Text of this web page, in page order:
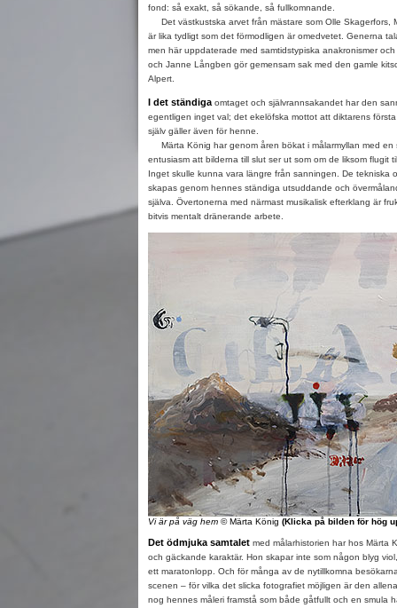
fond: så exakt, så sökande, så fullkomnande.
Det västkustska arvet från mästare som Olle Skagerfors,
är lika tydligt som det förmodligen är omedvetet. Generna
men här uppdaterade med samtidstypiska anakronismer
och Janne Långben gör gemensam sak med den gamle
Alpert.
I det ständigaomtaget och självrannsakandet har den
egentligen inget val; det ekelöfska mottot att diktarens
själv gäller även för henne.
Märta König har genom åren bökat i målarmyllan med en
entusiasm att bilderna till slut ser ut som om de liksom flugit
Inget skulle kunna vara längre från sanningen. De tekniska
skapas genom hennes ständiga utsuddande och
själva. Övertonerna med närmast musikalisk efterklang är
bitvis mentalt dränerande arbete.
Vi är på väg hem © Märta König (Klicka på bilden för hög
Det ödmjuka samtaletmed målarhistorien har hos Märta
och gäckande karaktär. Hon skapar inte som någon blyg
ett maratonlopp. Och för många av de nytillkomna
scenen – för vilka det slicka fotografiet möjligen är den
nog hennes måleri framstå som både gåtfullt och en smula